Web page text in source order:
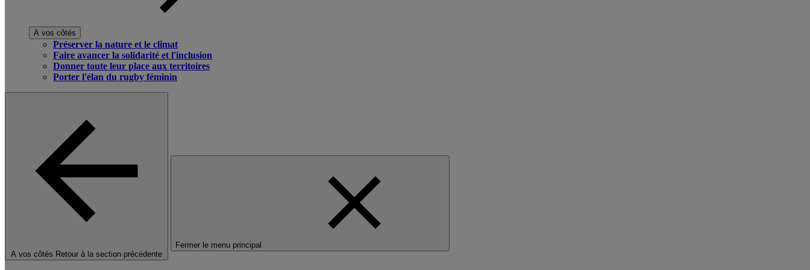
A vos côtés
Préserver la nature et le climat
Faire avancer la solidarité et l'inclusion
Donner toute leur place aux territoires
Porter l'élan du rugby féminin
A vos côtés Retour à la section précédente
Fermer le menu principal